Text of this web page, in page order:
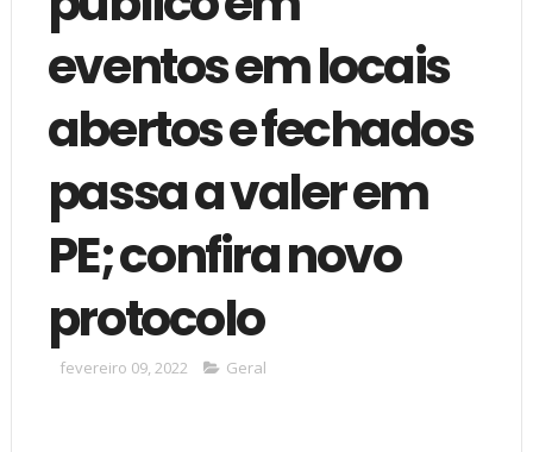
eventos em locais
abertos e fechados
passa a valer em
PE; confira novo
protocolo
fevereiro 09, 2022 Geral